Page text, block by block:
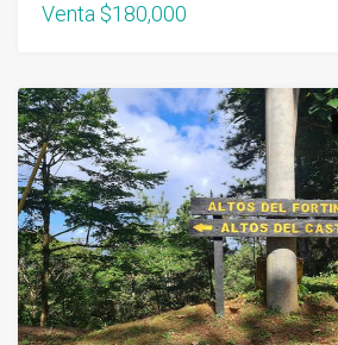
Venta $180,000